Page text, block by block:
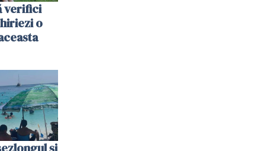
verifici
o